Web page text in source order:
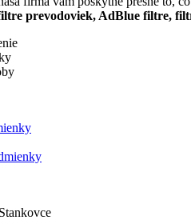
prevodoviek, AdBlue filtre,